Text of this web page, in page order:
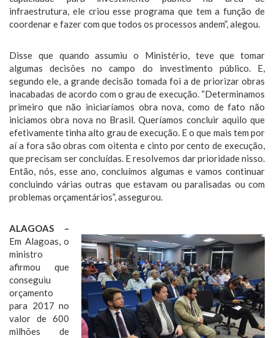
infraestrutura, ele criou esse programa que tem a função de
coordenar e fazer com que todos os processos andem”, alegou.
Disse que quando assumiu o Ministério, teve que tomar
algumas decisões no campo do investimento público. E,
segundo ele, a grande decisão tomada foi a de priorizar obras
inacabadas de acordo com o grau de execução. “Determinamos
primeiro que não iniciaríamos obra nova, como de fato não
iniciamos obra nova no Brasil. Queríamos concluir aquilo que
efetivamente tinha alto grau de execução. E o que mais tem por
aí a fora são obras com oitenta e cinto por cento de execução,
que precisam ser concluídas. E resolvemos dar prioridade nisso.
Então, nós, esse ano, concluímos algumas e vamos continuar
concluindo várias outras que estavam ou paralisadas ou com
problemas orçamentários”, assegurou.
ALAGOAS –
Em Alagoas, o
ministro
afirmou que
conseguiu
orçamento
para 2017 no
valor de 600
milhões de